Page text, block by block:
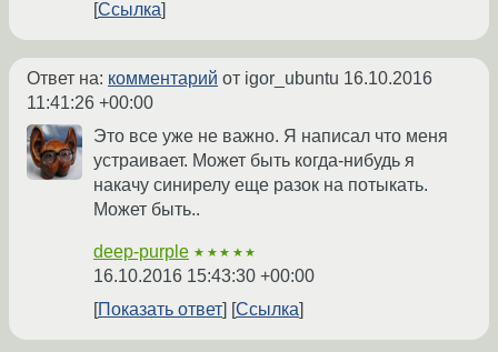
Ссылка
Ответ на: комментарий от igor_ubuntu 16.10.2016
11:41:26 +00:00
Это все уже не важно. Я написал что меня
устраивает. Может быть когда-нибудь я
накачу синирелу еще разок на потыкать.
Может быть..
deep-purple ★★★★★
16.10.2016 15:43:30 +00:00
Показать ответ
Ссылка